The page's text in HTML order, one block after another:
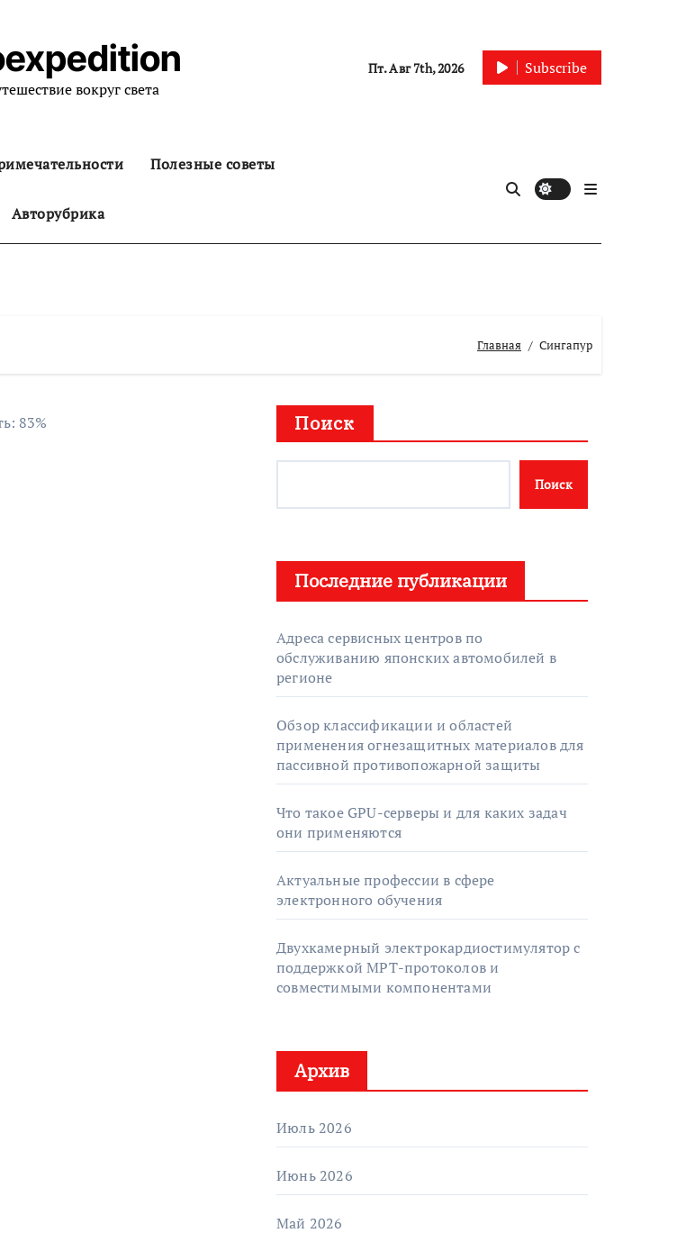
вокруг света
Пт. Авг 7th, 2026 Subscribe
Полезные советы
Авторубрика
Главная Сингапур
83% Поиск
Поиск
Последние публикации
Адреса сервисных центров по
обслуживанию японских автомобилей в
регионе
Обзор классификации и областей
применения огнезащитных материалов для
пассивной противопожарной защиты
Что такое GPU-серверы и для каких задач
они применяются
Актуальные профессии в сфере
электронного обучения
Двухкамерный электрокардиостимулятор с
поддержкой МРТ-протоколов и
совместимыми компонентами
Архив
Июль 2026
Июнь 2026
Май 2026